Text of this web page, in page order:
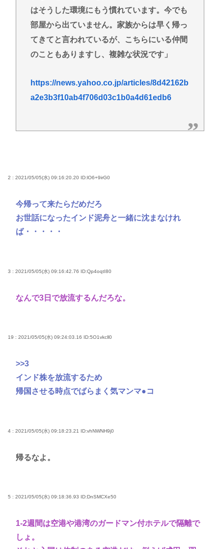
はそうした環境にもう慣れています。今でも
部屋から出ていません。家族からは早く帰っ
てきてと言われているが、こちらにいる仲間
のこともありますし、複雑な状況です」
https://news.yahoo.co.jp/articles/8d42162b
a2e3b3f10ab4f706d03c1b0a4d61edb6
2 : 2021/05/05(水) 09:16:20.20 ID:lO6+9irG0
今帰って来たらだめだろ
お世話になったインド泥舟と一緒に沈まなけれ
ば・・・・・
3 : 2021/05/05(水) 09:16:42.76 ID:Qp4oqtI80
なんで3日で放流するんだろな。
19 : 2021/05/05(水) 09:24:03.16 ID:5O1vkcll0
>>3
インド株を放流するため
帰国させる時点でばらまく気マンマ●コ
4 : 2021/05/05(水) 09:18:23.21 ID:vhNWNH9j0
帰るなよ。
5 : 2021/05/05(水) 09:18:36.93 ID:DnSMCXe50
1-2週間は空港や港湾のガードマン付ホテルで隔離で
しょ。